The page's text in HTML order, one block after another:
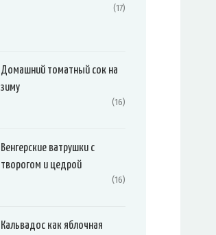
(17)
Домашний томатный сок на
зиму
(16)
Венгерские ватрушки с
творогом и цедрой
(16)
Кальвадос как яблочная